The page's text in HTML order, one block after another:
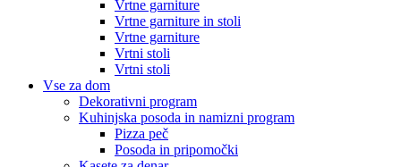
Vrtne garniture
Vrtne garniture in stoli
Vrtne garniture
Vrtni stoli
Vrtni stoli
Vse za dom
Dekorativni program
Kuhinjska posoda in namizni program
Pizza peč
Posoda in pripomočki